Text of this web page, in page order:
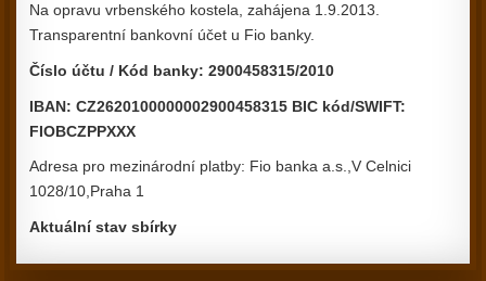
Na opravu vrbenského kostela, zahájena 1.9.2013.
Transparentní bankovní účet u Fio banky.
Číslo účtu / Kód banky: 2900458315/2010
IBAN: CZ2620100000002900458315 BIC kód/SWIFT:
FIOBCZPPXXX
Adresa pro mezinárodní platby: Fio banka a.s.,V Celnici
1028/10,Praha 1
Aktuální stav sbírky